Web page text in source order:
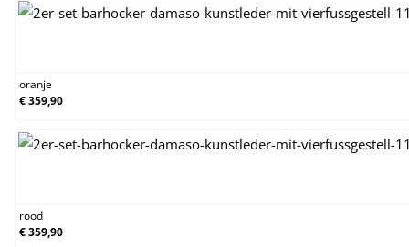
oranje
€ 359,90
rood
€ 359,90